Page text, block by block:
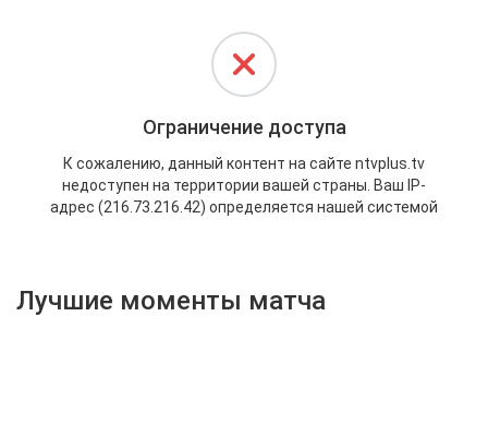
Лучшие моменты матча